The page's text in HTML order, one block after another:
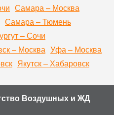
Самара – Москва
Самара – Тюмень
– Сочи
– Москва Уфа – Москва
Якутск – Хабаровск
Воздушных и ЖД